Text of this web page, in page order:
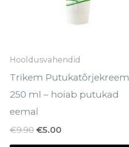
Hooldusvahendid
Trikem Putukatõrjekreem
250 ml – hoiab putukad
eemal
€9.90 €5.00